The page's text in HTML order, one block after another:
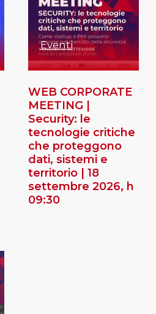
Eventi
WEB CORPORATE
MEETING |
Security: le
tecnologie critiche
che proteggono
dati, sistemi e
territorio | 18
settembre 2026, h
09:30